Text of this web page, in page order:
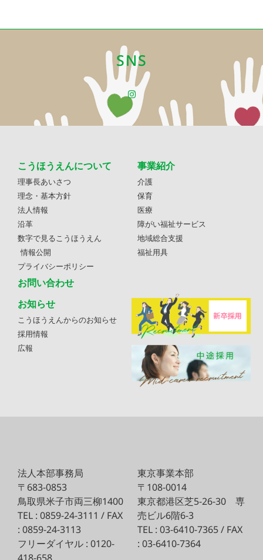
SNS
こうほうえんについて
理事長あいさつ
理念・基本方針
法人情報
沿革
数字で見るこうほうえん
情報公開
プライバシーポリシー
お問い合わせ
事業紹介
介護
保育
医療
障がい福祉サービス
地域総合支援
福祉用具
お知らせ
こうほうえんからのお知らせ
採用情報
広報
法人本部事務局
〒683-0853
鳥取県米子市両三柳1400
TEL : 0859-24-3111 / FAX
: 0859-24-3113
フリーダイヤル : 0120-
東京事業本部
〒108-0014
東京都港区芝5-26-30 専
売ビル6階6-3
TEL : 03-6410-7365 / FAX
: 03-6410-7364